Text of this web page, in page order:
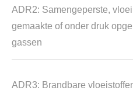
ADR2: Samengeperste,
gemaakte of onder druk
gassen
ADR3: Brandbare